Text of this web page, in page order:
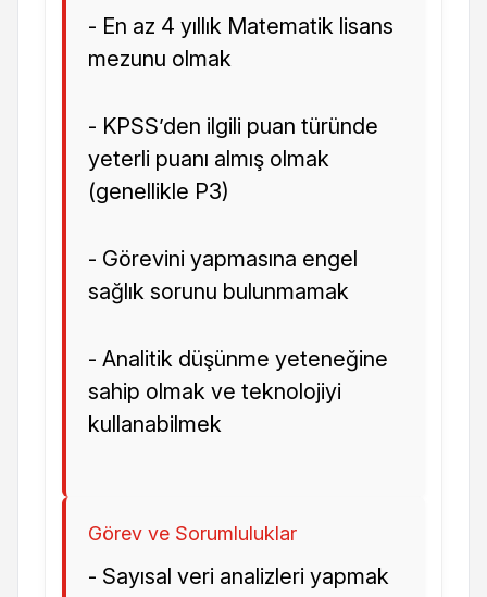
- En az 4 yıllık Matematik lisans
mezunu olmak
- KPSS’den ilgili puan türünde
yeterli puanı almış olmak
(genellikle P3)
- Görevini yapmasına engel
sağlık sorunu bulunmamak
- Analitik düşünme yeteneğine
sahip olmak ve teknolojiyi
kullanabilmek
Görev ve Sorumluluklar
- Sayısal veri analizleri yapmak